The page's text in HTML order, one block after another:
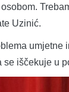
Uzinić.
umjetne
se iščekuje u